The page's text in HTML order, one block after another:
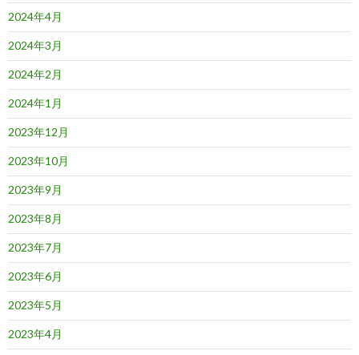
2024年4月
2024年3月
2024年2月
2024年1月
2023年12月
2023年10月
2023年9月
2023年8月
2023年7月
2023年6月
2023年5月
2023年4月